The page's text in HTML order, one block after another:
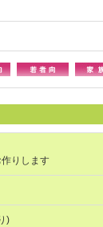
りします
)